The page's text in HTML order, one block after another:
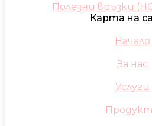
Полезни връзки
Карта на
Начало
За нас
Услуги